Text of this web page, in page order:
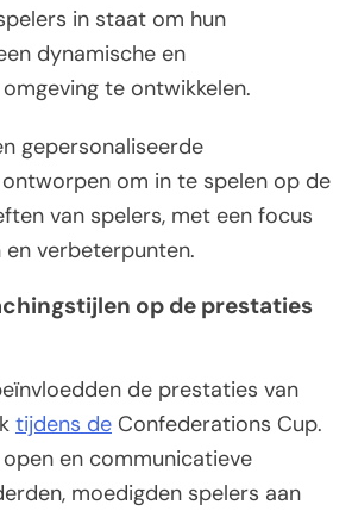
in staat om hun
dynamische en
te ontwikkelen.
gepersonaliseerde
om in te spelen op de
van spelers, met een focus
verbeterpunten.
op de prestaties
de prestaties van
tijdens de Confederations Cup.
en communicatieve
moedigden spelers aan